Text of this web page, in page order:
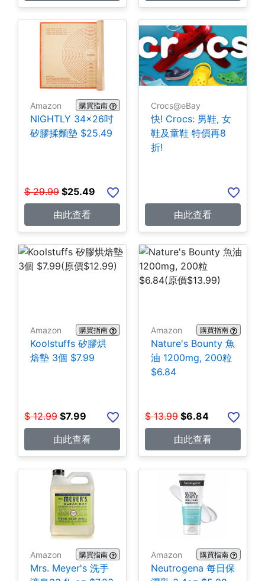
Amazon 購買指南
NIGHTLY 34x26吋
矽膠揉麵墊 $25.49
$ 29.99 $25.49
由此查看
Crocs@eBay
快! Crocs: 男鞋, 女
鞋及童鞋 特價再8
折!
由此查看
Amazon 購買指南
Koolstuffs 矽膠烘
焙墊 3個 $7.99
$ 12.99 $7.99
由此查看
Amazon 購買指南
Nature's Bounty 魚
油 1200mg, 200粒
$6.84
$ 13.99 $6.84
由此查看
Amazon 購買指南
Mrs. Meyer's 洗手
Amazon 購買指南
Neutrogena 每日保